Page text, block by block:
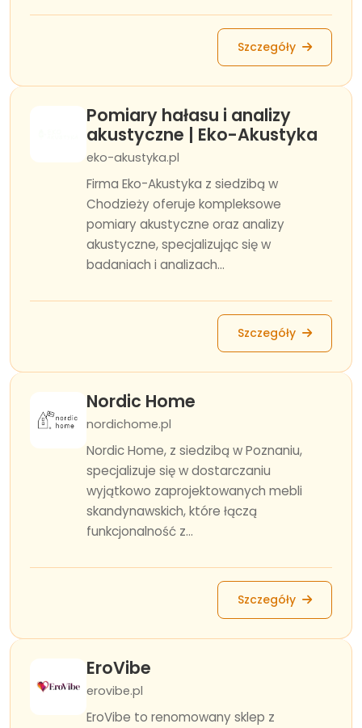
Szczegóły
Pomiary hałasu i analizy
akustyczne | Eko-Akustyka
eko-akustyka.pl
Firma Eko-Akustyka z siedzibą w
Chodzieży oferuje kompleksowe
pomiary akustyczne oraz analizy
akustyczne, specjalizując się w
badaniach i analizach...
Szczegóły
Nordic Home
nordichome.pl
Nordic Home, z siedzibą w Poznaniu,
specjalizuje się w dostarczaniu
wyjątkowo zaprojektowanych mebli
skandynawskich, które łączą
funkcjonalność z...
Szczegóły
EroVibe
erovibe.pl
EroVibe to renomowany sklep z